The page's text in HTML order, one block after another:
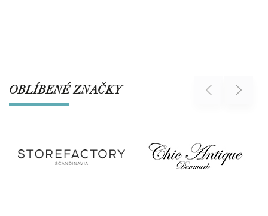
OBLÍBENÉ ZNAČKY Previous Next